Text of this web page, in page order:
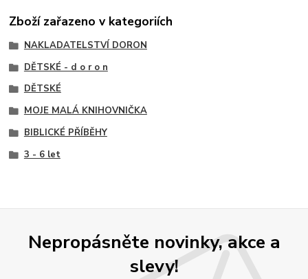
Zboží zařazeno v kategoriích
NAKLADATELSTVÍ DORON
DĚTSKÉ - d o r o n
DĚTSKÉ
MOJE MALÁ KNIHOVNIČKA
BIBLICKÉ PŘÍBĚHY
3 - 6 let
Nepropásněte novinky, akce a
slevy!